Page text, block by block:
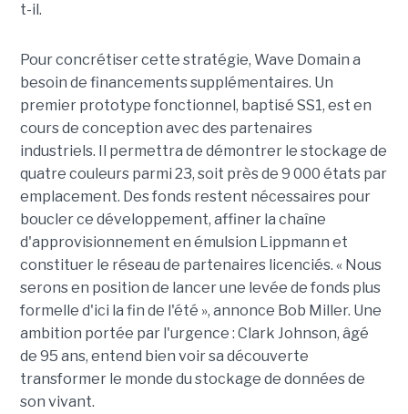
t-il.
Pour concrétiser cette stratégie, Wave Domain a
besoin de financements supplémentaires. Un
premier prototype fonctionnel, baptisé SS1, est en
cours de conception avec des partenaires
industriels. Il permettra de démontrer le stockage de
quatre couleurs parmi 23, soit près de 9 000 états par
emplacement. Des fonds restent nécessaires pour
boucler ce développement, affiner la chaîne
d'approvisionnement en émulsion Lippmann et
constituer le réseau de partenaires licenciés. « Nous
serons en position de lancer une levée de fonds plus
formelle d'ici la fin de l'été », annonce Bob Miller. Une
ambition portée par l'urgence : Clark Johnson, âgé
de 95 ans, entend bien voir sa découverte
transformer le monde du stockage de données de
son vivant.